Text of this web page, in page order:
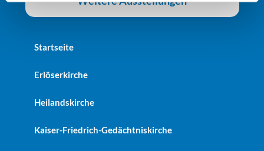
Startseite
Erlöserkirche
Heilandskirche
Kaiser-Friedrich-Gedächtniskirche